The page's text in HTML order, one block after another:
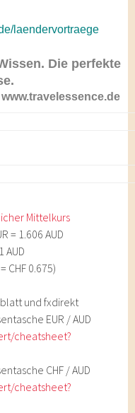
laendervortraege
Die perfekte
www.travelessence.de
Mittelkurs
= 1.606 AUD
AUD
CHF 0.675)
und fxdirekt
EUR / AUD
cheatsheet?
CHF / AUD
cheatsheet?